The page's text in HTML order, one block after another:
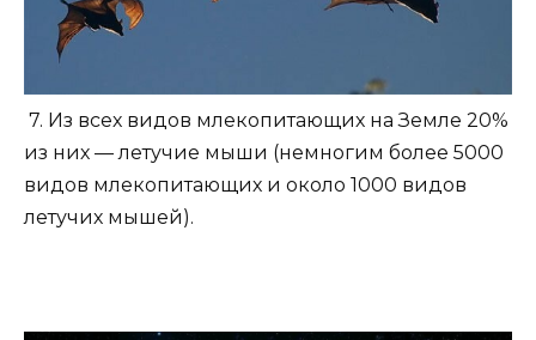
7. Из всех видов млекопитающих на Земле 20%
из них — летучие мыши (немногим более 5000
видов млекопитающих и около 1000 видов
летучих мышей).